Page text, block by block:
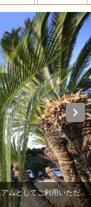
ムとしてご利用いただ